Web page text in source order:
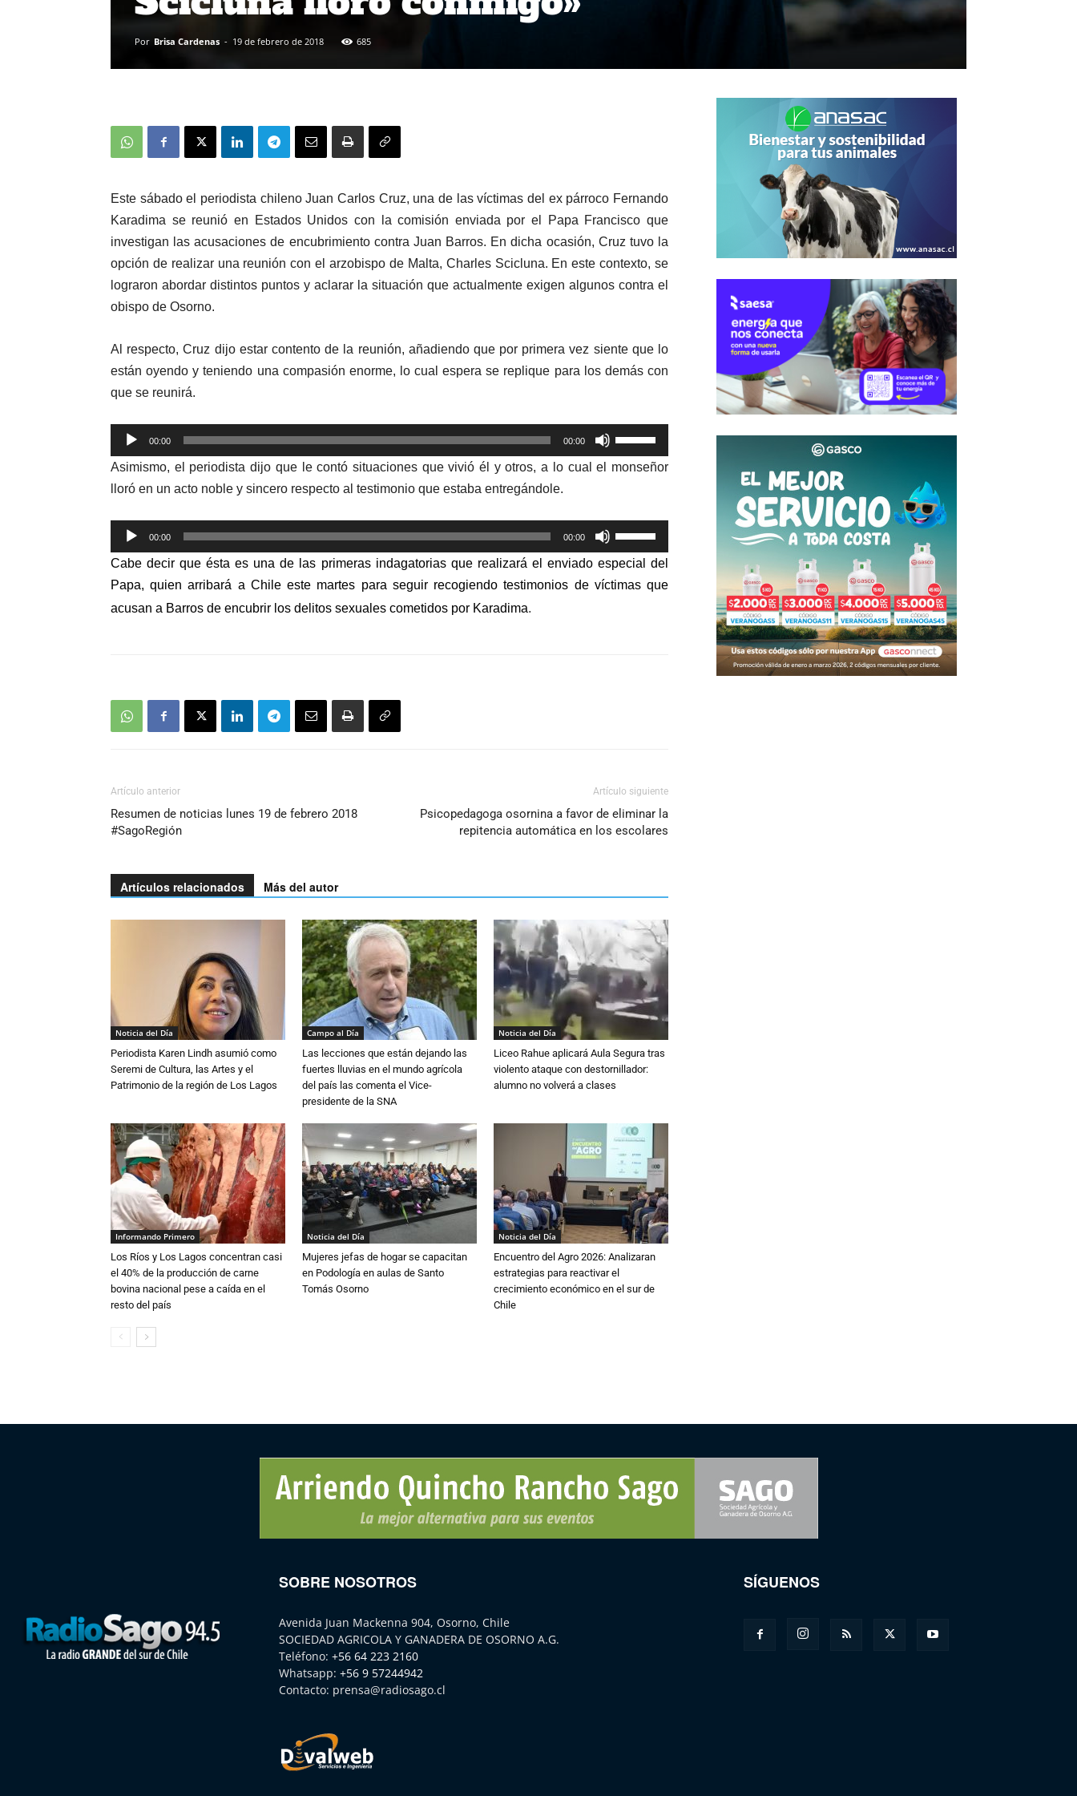
Por Brisa Cardenas - 19 de febrero de 2018 685
Este sábado el periodista chileno Juan Carlos Cruz, una de las víctimas del ex párroco Fernando
Karadima se reunió en Estados Unidos con la comisión enviada por el Papa Francisco que
investigan las acusaciones de encubrimiento contra Juan Barros. En dicha ocasión, Cruz tuvo la
opción de realizar una reunión con el arzobispo de Malta, Charles Scicluna. En este contexto, se
lograron abordar distintos puntos y aclarar la situación que actualmente exigen algunos contra el
obispo de Osorno.
Al respecto, Cruz dijo estar contento de la reunión, añadiendo que por primera vez siente que lo
están oyendo y teniendo una compasión enorme, lo cual espera se replique para los demás con
que se reunirá.
Reproductor
de
audio
00:00 00:00
las
teclas
arriba/abajo
para
aumentar
Asimismo, el periodista dijo que le contó situaciones que vivió él y otros, a lo cual el monseñor
lloró en un acto noble y sincero respecto al testimonio que estaba entregándole.
Reproductor
de
audio
00:00 00:00
las
teclas
de
Cabe decir que ésta es una de las primeras indagatorias que realizará el enviado especial del
Papa, quien arribará a Chile este martes para seguir recogiendo testimonios de víctimas que
acusan a Barros de encubrir los delitos sexuales cometidos por Karadima.
Artículo anterior
Resumen de noticias lunes 19 de febrero 2018
#SagoRegión
Artículo siguiente
Psicopedagoga osornina a favor de eliminar la
repitencia automática en los escolares
Artículos relacionados Más del autor
Noticia del Día
Periodista Karen Lindh asumió como
Seremi de Cultura, las Artes y el
Patrimonio de la región de Los Lagos
Campo al Día
Las lecciones que están dejando las
fuertes lluvias en el mundo agrícola
del país las comenta el Vice-
presidente de la SNA
Noticia del Día
Liceo Rahue aplicará Aula Segura tras
violento ataque con destornillador:
alumno no volverá a clases
Informando Primero
Los Ríos y Los Lagos concentran casi
el 40% de la producción de carne
bovina nacional pese a caída en el
resto del país
Noticia del Día
Mujeres jefas de hogar se capacitan
en Podología en aulas de Santo
Tomás Osorno
Noticia del Día
Encuentro del Agro 2026: Analizaran
estrategias para reactivar el
crecimiento económico en el sur de
Chile
SOBRE NOSOTROS
Avenida Juan Mackenna 904, Osorno, Chile
SOCIEDAD AGRICOLA Y GANADERA DE OSORNO A.G.
Teléfono: +56 64 223 2160
Whatsapp: +56 9 57244942
Contacto: prensa@radiosago.cl
SÍGUENOS